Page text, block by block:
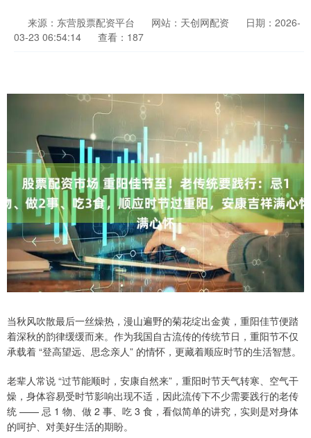
来源：东营股票配资平台 网站：天创网配资
日期：2026-
03-23 06:54:14
查看：187
当秋风吹散最后一丝燥热，漫山遍野的菊花绽出金黄，重阳佳节便踏
着深秋的韵律缓缓而来。作为我国自古流传的传统节日，重阳节不仅
承载着 “登高望远、思念亲人” 的情怀，更藏着顺应时节的生活智慧。
老辈人常说 “过节能顺时，安康自然来”，重阳时节天气转寒、空气干
燥，身体容易受时节影响出现不适，因此流传下不少需要践行的老传
统 —— 忌 1 物、做 2 事、吃 3 食，看似简单的讲究，实则是对身体
的呵护、对美好生活的期盼。